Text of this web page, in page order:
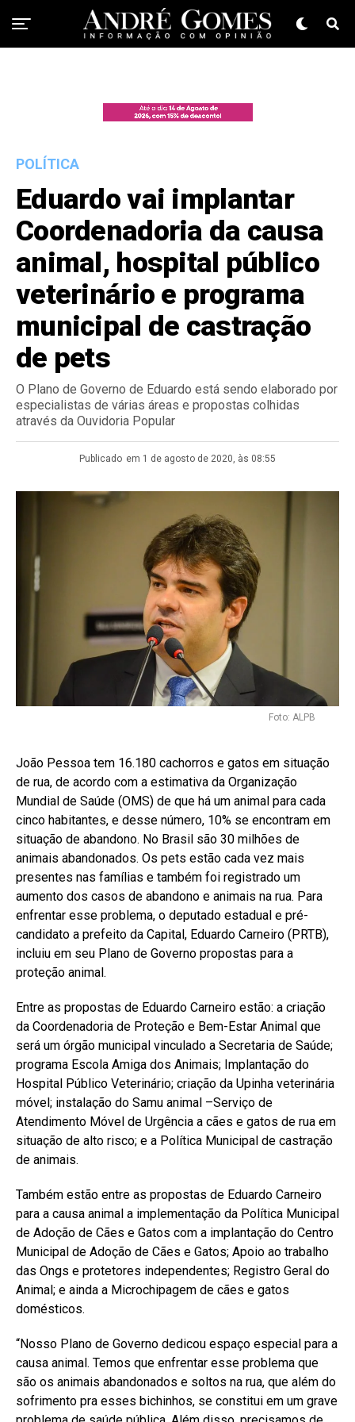
POLÍTICA
Eduardo vai implantar
Coordenadoria da causa
animal, hospital público
veterinário e programa
municipal de castração
de pets
O Plano de Governo de Eduardo está sendo elaborado por
especialistas de várias áreas e propostas colhidas
através da Ouvidoria Popular
Publicado em 1 de agosto de 2020, às 08:55
Foto: ALPB
João Pessoa tem 16.180 cachorros e gatos em situação
de rua, de acordo com a estimativa da Organização
Mundial de Saúde (OMS) de que há um animal para cada
cinco habitantes, e desse número, 10% se encontram em
situação de abandono. No Brasil são 30 milhões de
animais abandonados. Os pets estão cada vez mais
presentes nas famílias e também foi registrado um
aumento dos casos de abandono e animais na rua. Para
enfrentar esse problema, o deputado estadual e pré-
candidato a prefeito da Capital, Eduardo Carneiro (PRTB),
incluiu em seu Plano de Governo propostas para a
proteção animal.
Entre as propostas de Eduardo Carneiro estão: a criação
da Coordenadoria de Proteção e Bem-Estar Animal que
será um órgão municipal vinculado a Secretaria de Saúde;
programa Escola Amiga dos Animais; Implantação do
Hospital Público Veterinário; criação da Upinha veterinária
móvel; instalação do Samu animal –Serviço de
Atendimento Móvel de Urgência a cães e gatos de rua em
situação de alto risco; e a Política Municipal de castração
de animais.
Também estão entre as propostas de Eduardo Carneiro
para a causa animal a implementação da Política Municipal
de Adoção de Cães e Gatos com a implantação do Centro
Municipal de Adoção de Cães e Gatos; Apoio ao trabalho
das Ongs e protetores independentes; Registro Geral do
Animal; e ainda a Microchipagem de cães e gatos
domésticos.
“Nosso Plano de Governo dedicou espaço especial para a
causa animal. Temos que enfrentar esse problema que
são os animais abandonados e soltos na rua, que além do
sofrimento pra esses bichinhos, se constitui em um grave